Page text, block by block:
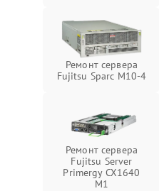
Ремонт сервера
Fujitsu Sparc M10-4
Ремонт сервера
Fujitsu Server
Primergy CX1640
M1